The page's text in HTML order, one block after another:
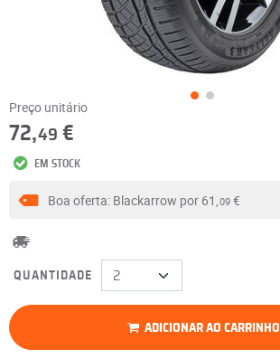
Preço unitário
72,49 €
EM STOCK
Boa oferta: Blackarrow por 61,09€
QUANTIDADE
ADICIONAR AO CARRINHO